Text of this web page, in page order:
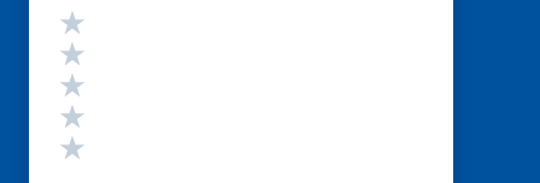
Valutazione